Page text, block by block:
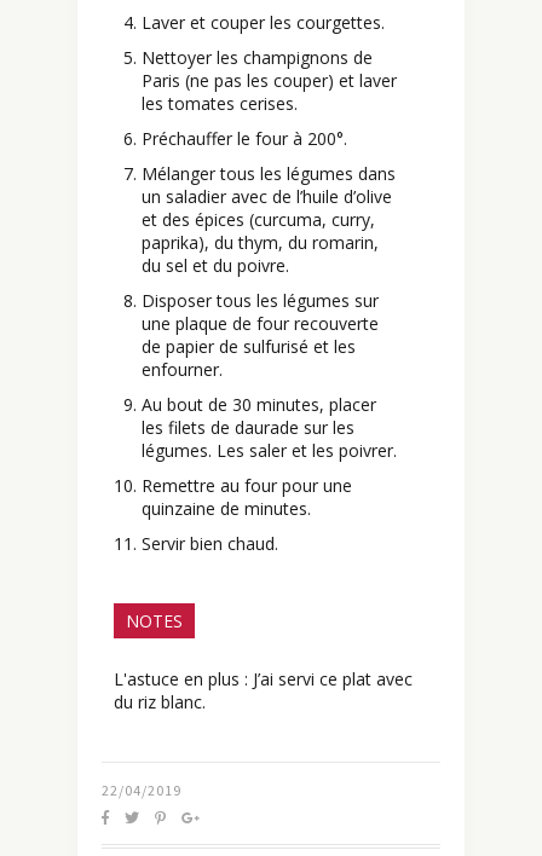
Laver et couper les courgettes.
Nettoyer les champignons de
Paris (ne pas les couper) et laver
les tomates cerises.
Préchauffer le four à 200°.
Mélanger tous les légumes dans
un saladier avec de l’huile d’olive
et des épices (curcuma, curry,
paprika), du thym, du romarin,
du sel et du poivre.
Disposer tous les légumes sur
une plaque de four recouverte
de papier de sulfurisé et les
enfourner.
Au bout de 30 minutes, placer
les filets de daurade sur les
légumes. Les saler et les poivrer.
Remettre au four pour une
quinzaine de minutes.
Servir bien chaud.
NOTES
L'astuce en plus : J’ai servi ce plat avec
du riz blanc.
22/04/2019